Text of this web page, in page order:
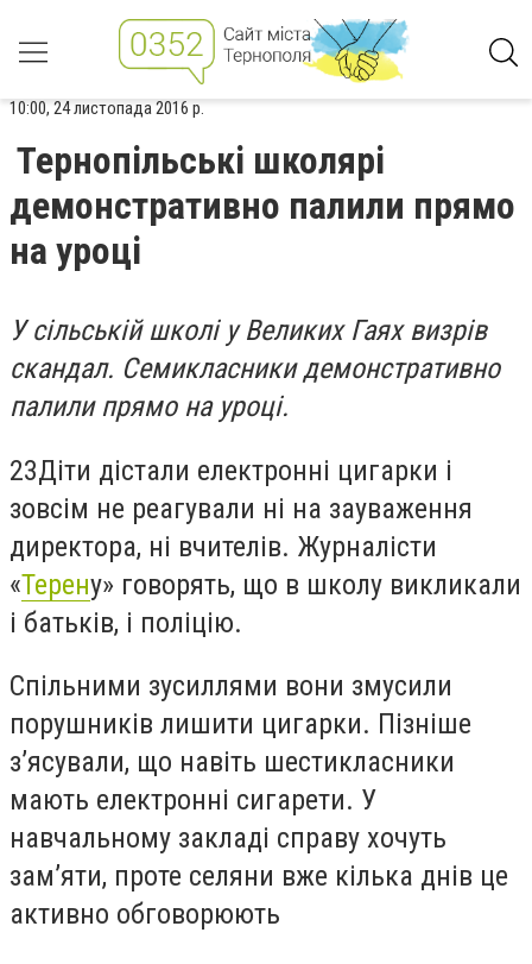
10:00, 24 листопада 2016 р.
Тернопільські школярі
демонстративно палили прямо
на уроці
У сільській школі у Великих Гаях визрів
скандал. Семикласники демонстративно
палили прямо на уроці.
23Діти дістали електронні цигарки і
зовсім не реагували ні на зауваження
директора, ні вчителів. Журналісти
«Терену» говорять, що в школу викликали
і батьків, і поліцію.
Спільними зусиллями вони змусили
порушників лишити цигарки. Пізніше
з’ясували, що навіть шестикласники
мають електронні сигарети. У
навчальному закладі справу хочуть
зам’яти, проте селяни вже кілька днів це
активно обговорюють